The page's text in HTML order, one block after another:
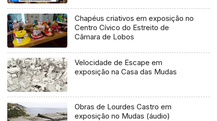
Chapéus criativos em exposição no
Centro Cívico do Estreito de
Câmara de Lobos
Velocidade de Escape em
exposição na Casa das Mudas
Obras de Lourdes Castro em
exposição no Mudas (áudio)